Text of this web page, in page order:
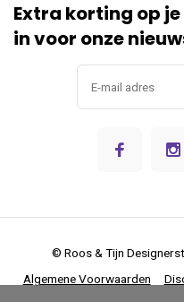
Extra korting op
in voor onze
Algemene Voorwaarden
© Roos & Tijn